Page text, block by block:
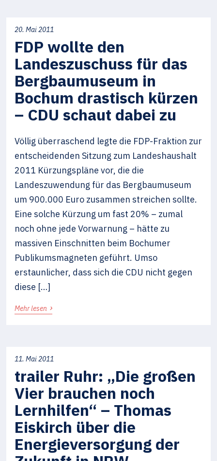
20. Mai 2011
FDP wollte den
Landeszuschuss für das
Bergbaumuseum in
Bochum drastisch kürzen
– CDU schaut dabei zu
Völlig überraschend legte die FDP-Fraktion zur
entscheidenden Sitzung zum Landeshaushalt
2011 Kürzungspläne vor, die die
Landeszuwendung für das Bergbaumuseum
um 900.000 Euro zusammen streichen sollte.
Eine solche Kürzung um fast 20% – zumal
noch ohne jede Vorwarnung – hätte zu
massiven Einschnitten beim Bochumer
Publikumsmagneten geführt. Umso
erstaunlicher, dass sich die CDU nicht gegen
diese […]
Mehr lesen ›
11. Mai 2011
trailer Ruhr: „Die großen
Vier brauchen noch
Lernhilfen“ – Thomas
Eiskirch über die
Energieversorgung der